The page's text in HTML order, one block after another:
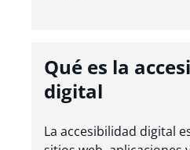
Qué es la
digital
La accesibilidad digital